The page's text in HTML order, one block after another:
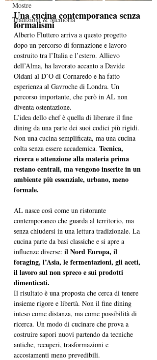
Mostre
Tradizioni & Memoria
Una cucina contemporanea senza
formalismi
Alberto Fluttero arriva a questo progetto
dopo un percorso di formazione e lavoro
costruito tra l’Italia e l’estero. Allievo
dell’Alma, ha lavorato accanto a Davide
Oldani al D’O di Cornaredo e ha fatto
esperienza al Gavroche di Londra. Un
percorso importante, che però in AL non
diventa ostentazione.
L’idea dello chef è quella di liberare il fine
dining da una parte dei suoi codici più rigidi.
Non una cucina semplificata, ma una cucina
colta senza essere accademica. Tecnica,
ricerca e attenzione alla materia prima
restano centrali, ma vengono inserite in un
ambiente più essenziale, urbano, meno
formale.
AL nasce così come un ristorante
contemporaneo che guarda al territorio, ma
senza chiudersi in una lettura tradizionale. La
cucina parte da basi classiche e si apre a
influenze diverse: il Nord Europa, il
foraging, l’Asia, le fermentazioni, gli aceti,
il lavoro sul non spreco e sui prodotti
dimenticati.
Il risultato è una proposta che cerca di tenere
insieme rigore e libertà. Non il fine dining
inteso come distanza, ma come possibilità di
ricerca. Un modo di cucinare che prova a
costruire sapori nuovi partendo da tecniche
antiche, recuperi, trasformazioni e
accostamenti meno prevedibili.